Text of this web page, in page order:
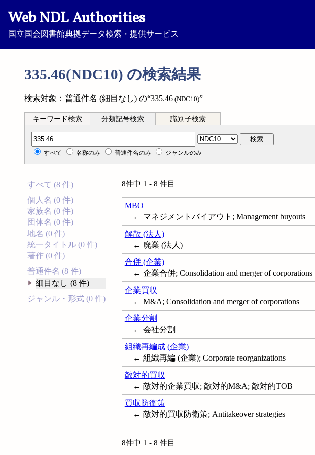
Web NDL Authorities
国立国会図書館典拠データ検索・提供サービス
335.46(NDC10) の検索結果
検索対象：普通件名 (細目なし) の“335.46 (NDC10)”
キーワード検索 分類記号検索 識別子検索
分類記号検索 検索
すべて 名称のみ 普通件名のみ ジャンルのみ
すべて (8 件)
個人名 (0 件)
家族名 (0 件)
団体名 (0 件)
地名 (0 件)
統一タイトル (0 件)
著作 (0 件)
普通件名 (8 件)
細目なし (8 件)
ジャンル・形式 (0 件)
8件中 1 - 8 件目
MBO
← マネジメントバイアウト; Management buyouts
解散 (法人)
← 廃業 (法人)
合併 (企業)
← 企業合併; Consolidation and merger of corporations
企業買収
← M&A; Consolidation and merger of corporations
企業分割
← 会社分割
組織再編成 (企業)
← 組織再編 (企業); Corporate reorganizations
敵対的買収
← 敵対的企業買収; 敵対的M&A; 敵対的TOB
買収防衛策
← 敵対的買収防衛策; Antitakeover strategies
8件中 1 - 8 件目